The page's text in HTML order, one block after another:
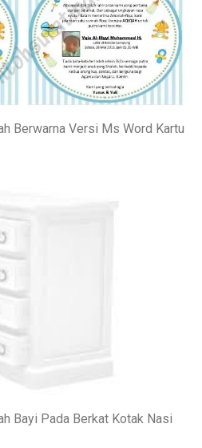
Berwarna Versi Ms Word Kartu
Bayi Pada Berkat Kotak Nasi